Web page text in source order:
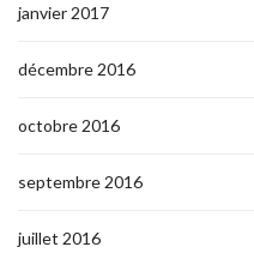
janvier 2017
décembre 2016
octobre 2016
septembre 2016
juillet 2016